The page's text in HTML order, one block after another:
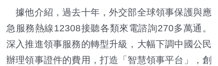
據他介紹，過去十年，外交部全球領事保護與應
急服務熱線12308接聽各類來電諮詢270多萬通。
深入推進領事服務的轉型升級，大幅下調中國公民
辦理領事證件的費用，打造「智慧領事平台」，創